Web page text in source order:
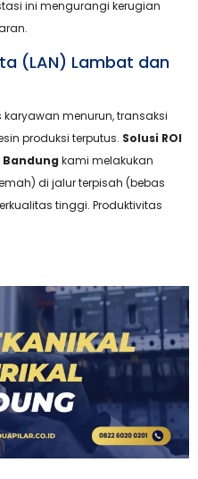
ini mengurangi kerugian
(LAN) Lambat dan
karyawan menurun, transaksi
produksi terputus. Solusi ROI
kami melakukan
di jalur terpisah (bebas
tinggi. Produktivitas